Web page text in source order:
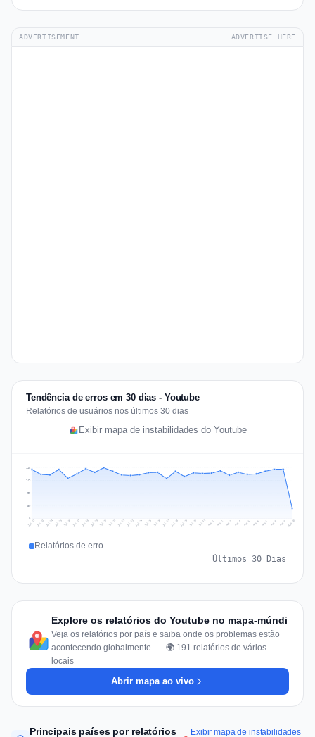
ADVERTISEMENT ADVERTISE HERE
Tendência de erros em 30 dias - Youtube
Relatórios de usuários nos últimos 30 dias
Exibir mapa de instabilidades do Youtube
99
149
198
Jul 12 Jul 13 Jul 14 Jul 15 Jul 16 Jul 17 Jul 18 Jul 19 Jul 20 Jul 21 Jul 22 Jul 23 Jul 24 Jul 25 Jul 26 Jul 27 Jul 28 Jul 29 Jul 30 Jul 31 Aug 1 Aug 2 Aug 3 Aug 4 Aug 5 Aug 6 Aug 7 Aug 8 Aug 9 Aug 10
Relatórios de erro
Últimos 30 Dias
Explore os relatórios do Youtube no mapa-múndi
Veja os relatórios por país e saiba onde os problemas estão
acontecendo globalmente. — 🌍 191 relatórios de vários
locais
Abrir mapa ao vivo
Principais países por relatórios Exibir mapa de instabilidades